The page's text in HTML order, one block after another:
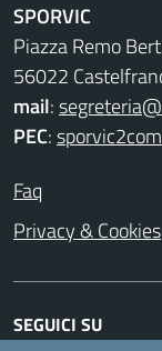
SPORVIC
Piazza Remo
56022
mail:
PEC:
Faq
Privacy & Cookies
SEGUICI SU